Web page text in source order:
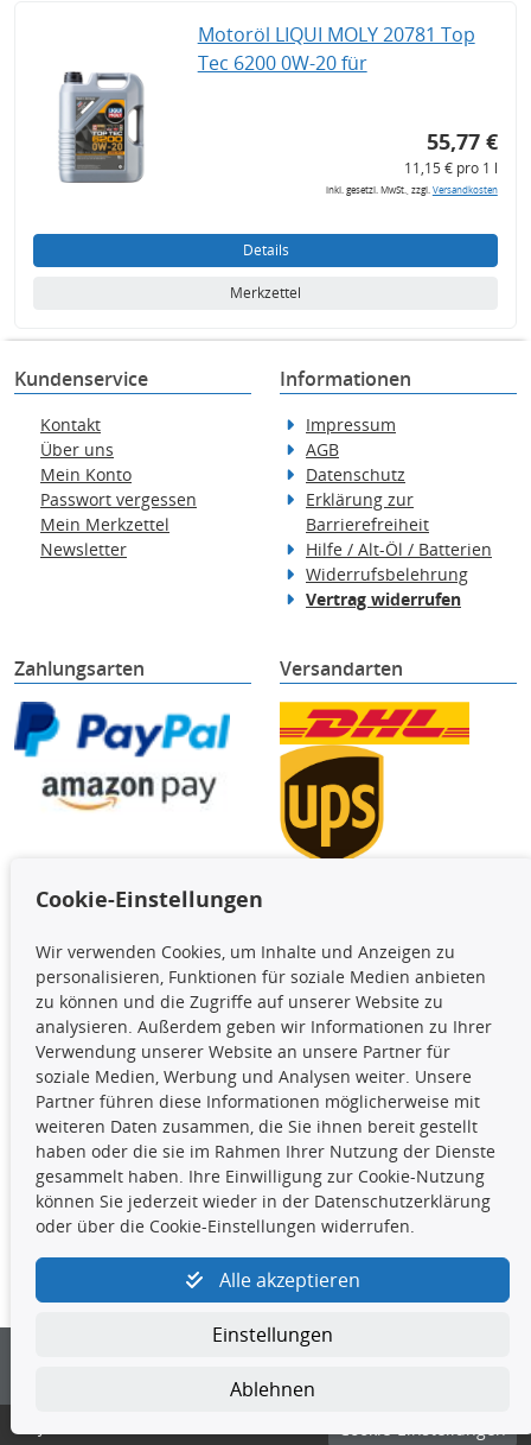
Motoröl LIQUI MOLY 20781 Top
Tec 6200 0W-20 für
55,77 €
11,15 € pro 1 l
inkl. gesetzl. MwSt., zzgl.Versandkosten
Details
Merkzettel
Kundenservice
Kontakt
Über uns
Mein Konto
Passwort vergessen
Mein Merkzettel
Newsletter
Informationen
Impressum
AGB
Datenschutz
Erklärung zur
Barrierefreiheit
Hilfe / Alt-Öl / Batterien
Widerrufsbelehrung
Vertrag widerrufen
Zahlungsarten Versandarten
Die hier angezeigten Daten,
insbesondere die gesamte Datenbank,
dürfen nicht kopiert werden. Es ist zu
unterlassen, die Daten oder die gesamte Datenbank ohne
vorherige Zustimmung TecDocs zu vervielfältigen, zu
verbreiten und/oder diese Handlungen durch Dritte ausführen
zu lassen. Ein Zuwiderhandeln stellt eine
Urheberrechtsverletzung dar und wird verfolgt.
Kontakt
4yourcar GmbH | Avidesweg 1 | 27386 Hemsbünde |
kundenservice@4yourcar.de
Cookie-Einstellungen
Cookie-Einstellungen
Wir verwenden Cookies, um Inhalte und Anzeigen zu
personalisieren, Funktionen für soziale Medien anbieten
zu können und die Zugriffe auf unserer Website zu
analysieren. Außerdem geben wir Informationen zu Ihrer
Verwendung unserer Website an unsere Partner für
soziale Medien, Werbung und Analysen weiter. Unsere
Partner führen diese Informationen möglicherweise mit
weiteren Daten zusammen, die Sie ihnen bereit gestellt
haben oder die sie im Rahmen Ihrer Nutzung der Dienste
gesammelt haben. Ihre Einwilligung zur Cookie-Nutzung
können Sie jederzeit wieder in der Datenschutzerklärung
oder über die Cookie-Einstellungen widerrufen.
Alle akzeptieren
Einstellungen
Ablehnen